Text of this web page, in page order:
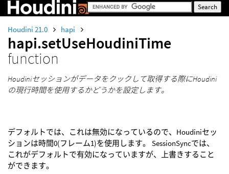
Houdini 21.0 hapi
hapi.setUseHoudiniTime
function
Houdiniセッションがデータをクックして取得する際にHoudini
の現行時間を使用するかどうかを設定します。
デフォルトでは、これは無効になっているので、Houdiniセッ
ションは時間0(フレーム1)を使用します。 SessionSyncでは、
これがデフォルトで有効になっていますが、上書きすること
ができます。